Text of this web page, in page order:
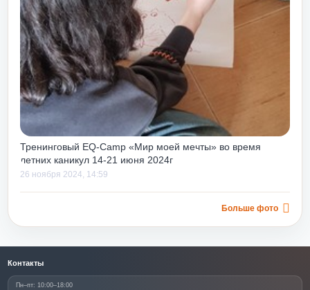
Тренинговый EQ-Camp «Мир моей мечты» во время
летних каникул 14-21 июня 2024г
26 ноября 2024, 14:59
Больше фото
Контакты
Пн–пт: 10:00–18:00